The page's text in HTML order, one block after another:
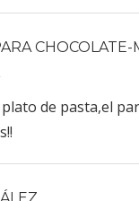
CHOCOLATE-
de pasta,el